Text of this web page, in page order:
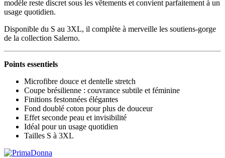
modèle reste discret sous les vêtements et convient parfaitement à un
usage quotidien.
Disponible du S au 3XL, il complète à merveille les soutiens-gorge
de la collection Salerno.
Points essentiels
Microfibre douce et dentelle stretch
Coupe brésilienne : couvrance subtile et féminine
Finitions festonnées élégantes
Fond doublé coton pour plus de douceur
Effet seconde peau et invisibilité
Idéal pour un usage quotidien
Tailles S à 3XL